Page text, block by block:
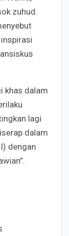
zuhud.
khas dalam
lagi
dalam
dengan